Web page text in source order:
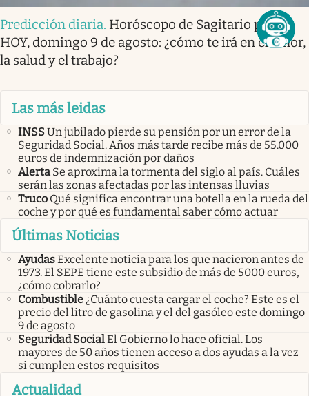
Predicción diaria. Horóscopo de Sagitario para
HOY, domingo 9 de agosto: ¿cómo te irá en el amor,
la salud y el trabajo?
Las más leidas
INSSUn jubilado pierde su pensión por un error de la
Seguridad Social. Años más tarde recibe más de 55.000
euros de indemnización por daños
Alerta Se aproxima la tormenta del siglo al país. Cuáles
serán las zonas afectadas por las intensas lluvias
Truco Qué significa encontrar una botella en la rueda del
coche y por qué es fundamental saber cómo actuar
Últimas Noticias
AyudasExcelente noticia para los que nacieron antes de
1973. El SEPE tiene este subsidio de más de 5000 euros,
¿cómo cobrarlo?
Combustible¿Cuánto cuesta cargar el coche? Este es el
precio del litro de gasolina y el del gasóleo este domingo
9 de agosto
Seguridad SocialEl Gobierno lo hace oficial. Los
mayores de 50 años tienen acceso a dos ayudas a la vez
si cumplen estos requisitos
Actualidad